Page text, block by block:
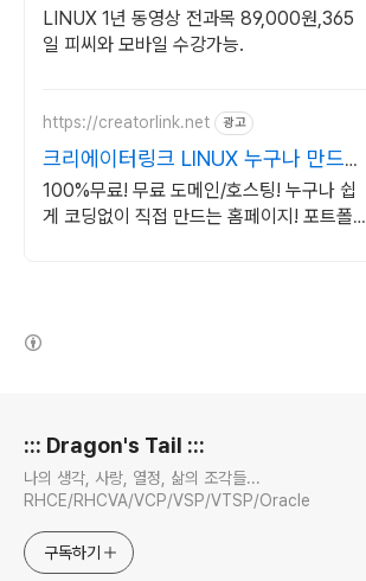
기프티콘!
LINUX 1년 동영상 전과목 89,000원,365
일 피씨와 모바일 수강가능.
https://creatorlink.net 광고
크리에이터링크 LINUX 누구나 만드는
홈페이지
100%무료! 무료 도메인/호스팅! 누구나 쉽
게 코딩없이 직접 만드는 홈페이지! 포트폴리
::: Dragon's Tail :::
나의 생각, 사랑, 열정, 삶의 조각들...
RHCE/RHCVA/VCP/VSP/VTSP/Oracle
구독하기